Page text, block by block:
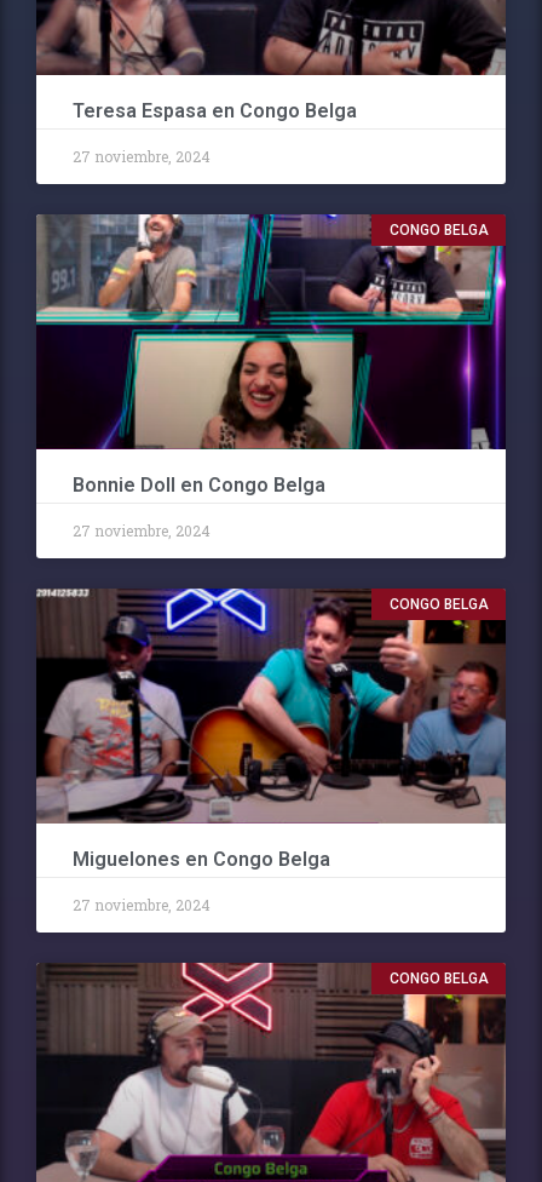
Teresa Espasa en Congo Belga
27 noviembre, 2024
CONGO BELGA
Bonnie Doll en Congo Belga
27 noviembre, 2024
CONGO BELGA
Miguelones en Congo Belga
27 noviembre, 2024
CONGO BELGA